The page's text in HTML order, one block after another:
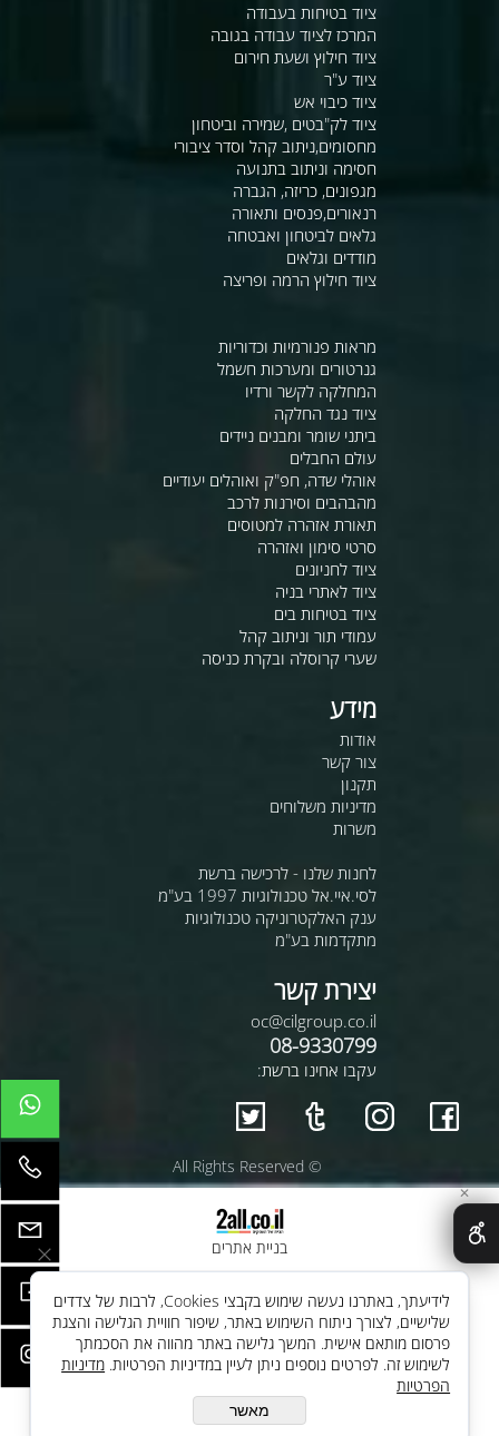
ציוד בטיחות בעבודה
המרכז לציוד עבודה בגובה
ציוד חילוץ ושעת חירום
ציוד ע"ר
ציוד כיבוי אש
ציוד לק"בטים ,שמירה וביטחון
מחסומים,ניתוב קהל וסדר ציבורי
חסימה וניתוב בתנועה
מגפונים, כריזה, הגברה
רנאורים,פנסים ותאורה
גלאים לביטחון ואבטחה
מודדים וגלאים
ציוד חילוץ הרמה ופריצה
מראות פנורמיות וכדוריות
גנרטורים ומערכות חשמל
המחלקה לקשר ורדיו
ציוד נגד החלקה
ביתני שומר ומבנים ניידים
עולם החבלים
אוהלי שדה, חפ"ק ואוהלים יעודיים
מהבהבים וסירנות לרכב
תאורת אזהרה למטוסים
סרטי סימון ואזהרה
ציוד לחניונים
ציוד לאתרי בניה
ציוד בטיחות בים
עמודי תור וניתוב קהל
שערי קרוסלה ובקרת כניסה
מידע
אודות
צור קשר
תקנון
מדיניות משלוחים
משרות
לחנות שלנו - לרכישה ברשת
לסי.איי.אל טכנולוגיות 1997 בע"מ
ענק האלקטרוניקה טכנולוגיות
מתקדמות בע"מ
יצירת קשר
oc@cilgroup.co.il
08-9330799
עקבו אחינו ברשת:
© All Rights Reserved
בניית אתרים
✕
לידיעתך, באתרנו נעשה שימוש בקבצי Cookies, לרבות של צדדים
שלישיים, לצורך ניתוח השימוש באתר, שיפור חוויית הגלישה והצגת
פרסום מותאם אישית. המשך גלישה באתר מהווה את הסכמתך
לשימוש זה. לפרטים נוספים ניתן לעיין במדיניות הפרטיות. מדיניות
הפרטיות
מאשר